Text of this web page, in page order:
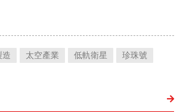
造 太空產業 低軌衛星 珍珠號